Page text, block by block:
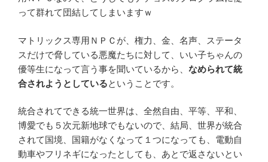
って群れて団結してしまいますｗ
マトリックス専用ＮＰＣが、権力、金、名声、ステータ
スだけで脅している悪魔たちに対して、いい子ちゃんの
優等生になって言う事を聞いているから、 なめられて統
合されようとしているということです。
統合されてできる統一世界は、全然自由、平等、平和、
博愛でも５次元新地球でもないので、結局、世界が統合
されて国境、国籍がなくなって１つになっても、電動自
動車やフリネギになったとしても、あとで返さないとい